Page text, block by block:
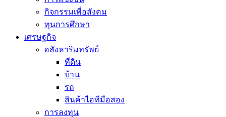
กิจกรรมเพื่อสังคม
ทุนการศึกษา
เศรษฐกิจ
อสังหาริมทรัพย์
ที่ดิน
บ้าน
รถ
สินค้าไอทีมือสอง
การลงทุน